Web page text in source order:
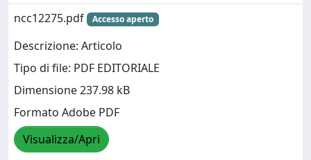
ncc12275.pdf
Accesso aperto
Descrizione: Articolo
Tipo di file: PDF EDITORIALE
Dimensione 237.98 kB
Formato Adobe PDF
Visualizza/Apri